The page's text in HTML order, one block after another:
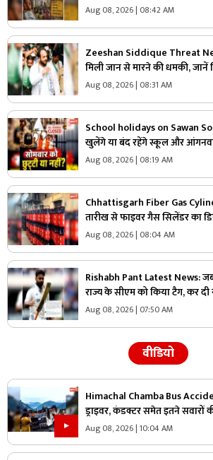
विभाग में मचा हड़कंप
Aug 08, 2026 | 08:42 AM
Zeeshan Siddique Threat
मिली जान से मारने की धमकी,
कनेक्शन…. पुलिस अलर्ट
Aug 08, 2026 | 08:31 AM
School holidays on Sawan
खुलेंगे या बंद रहेंगे स्कूल और
जारी किये ये आदेश, पैरेंट्स जरूर पढ़ें
Aug 08, 2026 | 08:19 AM
Chhattisgarh Fiber Gas
तारीख से फाइवर गैस सिलेंडर का
किलो की कीमत होगी इतनी, मात्र
Aug 08, 2026 | 08:04 AM
Rishabh Pant Latest News:
राज्य के सीएम को किया टैग, कर
रहा पोस्ट
Aug 08, 2026 | 07:50 AM
वीडियो
Himachal Chamba Bus
ड्राइवर, कंडक्टर समेत इतने सवारों
की गहराई में जा गिरी बस
Aug 08, 2026 | 10:04 AM